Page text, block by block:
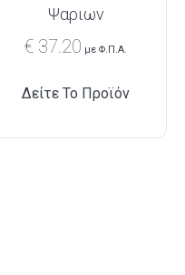
Ψαριων
€ 37.20 με Φ.Π.Α.
Δείτε Το Προϊόν